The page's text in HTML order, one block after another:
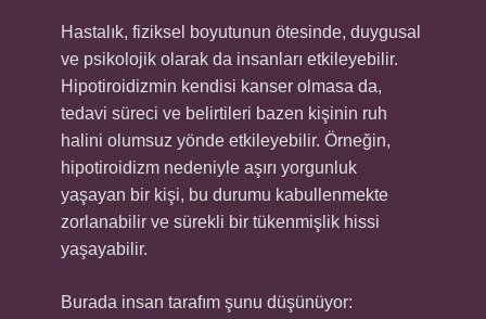
Hastalık, fiziksel boyutunun ötesinde, duygusal
ve psikolojik olarak da insanları etkileyebilir.
Hipotiroidizmin kendisi kanser olmasa da,
tedavi süreci ve belirtileri bazen kişinin ruh
halini olumsuz yönde etkileyebilir. Örneğin,
hipotiroidizm nedeniyle aşırı yorgunluk
yaşayan bir kişi, bu durumu kabullenmekte
zorlanabilir ve sürekli bir tükenmişlik hissi
yaşayabilir.
Burada insan tarafım şunu düşünüyor: